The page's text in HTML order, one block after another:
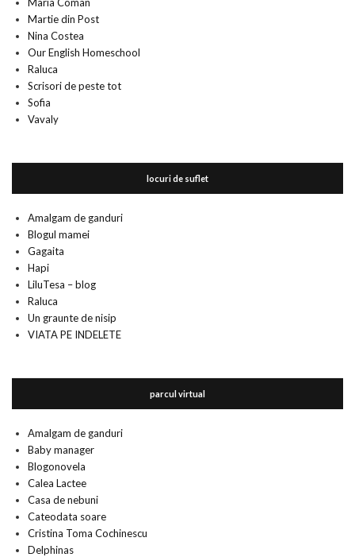
Martie din Post
Nina Costea
Our English Homeschool
Raluca
Scrisori de peste tot
Sofia
Vavaly
locuri de suflet
Amalgam de ganduri
Blogul mamei
Gagaita
Hapi
LiluTesa – blog
Raluca
Un graunte de nisip
VIATA PE INDELETE
parcul virtual
Amalgam de ganduri
Baby manager
Blogonovela
Calea Lactee
Casa de nebuni
Cateodata soare
Cristina Toma Cochinescu
Delphinas